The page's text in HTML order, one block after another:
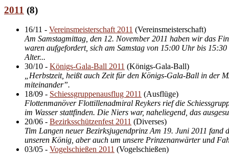
2011 (8)
16/11 - Vereinsmeisterschaft 2011 (Vereinsmeisterschaft)
Am Samstagmittag, den 12. November 2011 haben wir das
waren aufgefordert, sich am Samstag von 15:00 Uhr bis
Alter...
30/10 - Königs-Gala-Ball 2011 (Königs-Gala-Ball)
„Herbstzeit, heißt auch Zeit für den Königs-Gala-Ball in der
miteinander”.
18/09 - Schiessgruppenausflug 2011 (Ausflüge)
Flottenmanöver Flottillenadmiral Reykers rief die
im Wasser stattfinden. Die Niers war, naheliegend, das
20/06 - Bezirksschützenfest 2011 (Diverses)
Tim Langen neuer Bezirksjugendprinz Am 19. Juni 2011 fand
unseren König, aber auch um unsere Prinzenanwärter und
03/05 - Vogelschießen 2011 (Vogelschießen)